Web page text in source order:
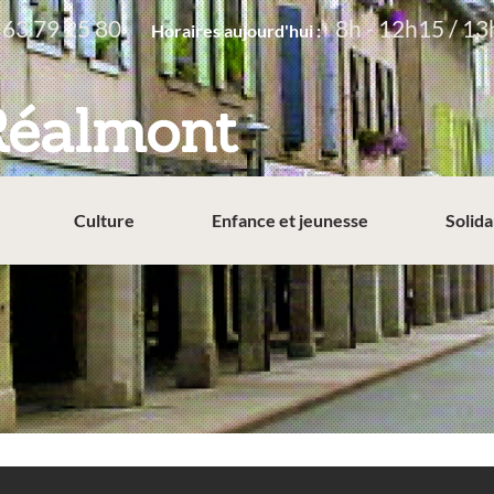
79 25 80 Horaires aujourd'hui : 8h - 12h15 /
Culture Enfance et jeunesse